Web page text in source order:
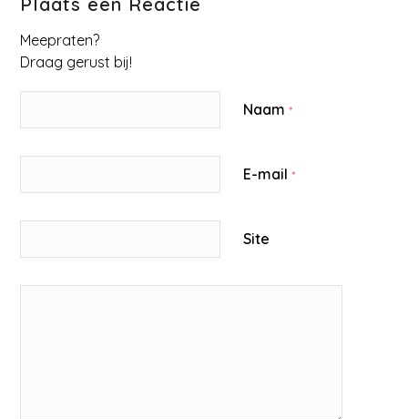
Meepraten?
Draag gerust bij!
Naam*
E-mail*
Site